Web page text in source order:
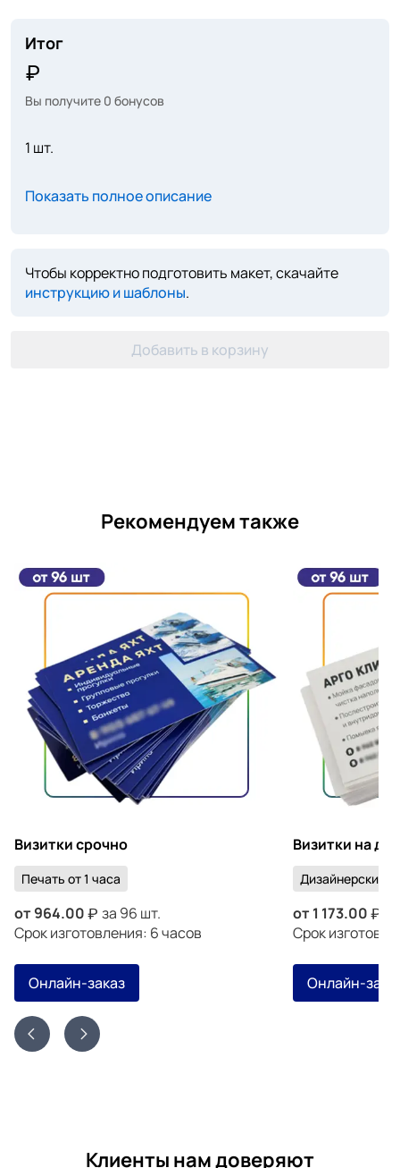
Итог
Вы получите 0 бонусов
1 шт.
Показать полное описание
Чтобы корректно подготовить макет, скачайте
инструкцию и шаблоны.
Добавить в корзину
Рекомендуем также
Визитки срочно
Печать от 1 часа
от964.00
за 96 шт.
Срок изготовления: 6 часов
Онлайн-заказ
Визитки на
Дизайнерский
от 1 173.00
Срок
Онлайн-
Клиенты нам доверяют